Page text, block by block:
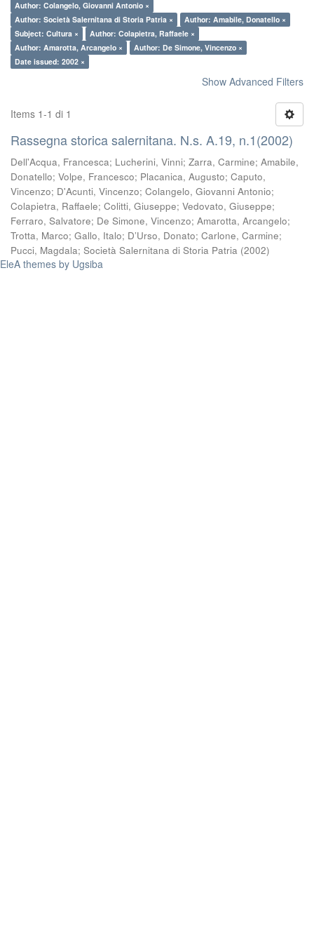
Author: Colangelo, Giovanni Antonio ×
Author: Società Salernitana di Storia Patria ×
Author: Amabile, Donatello ×
Subject: Cultura ×
Author: Colapietra, Raffaele ×
Author: Amarotta, Arcangelo ×
Author: De Simone, Vincenzo ×
Date issued: 2002 ×
Show Advanced Filters
Items 1-1 di 1
Rassegna storica salernitana. N.s. A.19, n.1(2002)
Dell'Acqua, Francesca; Lucherini, Vinni; Zarra, Carmine; Amabile,
Donatello; Volpe, Francesco; Placanica, Augusto; Caputo,
Vincenzo; D'Acunti, Vincenzo; Colangelo, Giovanni Antonio;
Colapietra, Raffaele; Colitti, Giuseppe; Vedovato, Giuseppe;
Ferraro, Salvatore; De Simone, Vincenzo; Amarotta, Arcangelo;
Trotta, Marco; Gallo, Italo; D’Urso, Donato; Carlone, Carmine;
Pucci, Magdala; Società Salernitana di Storia Patria (2002)
EleA themes by Ugsiba